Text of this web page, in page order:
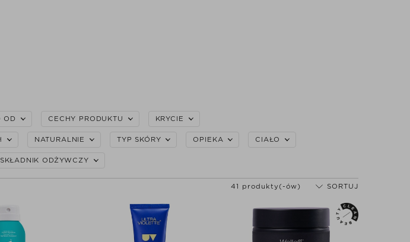
OD CECHY PRODUKTU KRYCIE
NATURALNIE TYP SKÓRY OPIEKA CIAŁO
SKŁADNIK ODŻYWCZY
41 produkty(-ów) SORTUJ